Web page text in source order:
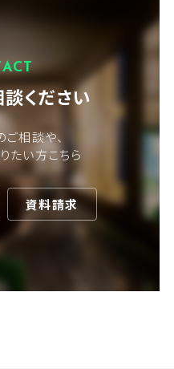
ください
ご相談や、
たい方こちら
資料請求